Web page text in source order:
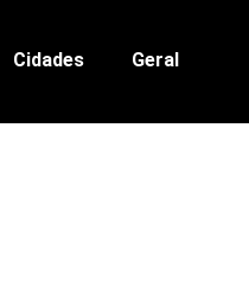
Cidades Geral